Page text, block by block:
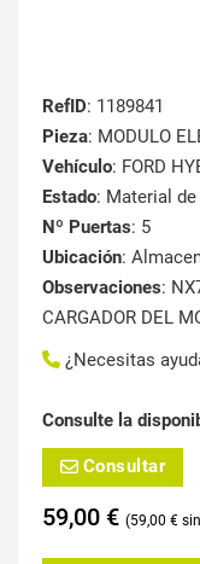
RefID: 1189841
Pieza: MODULO
Vehículo: FORD
Estado: Material
Nº Puertas: 5
Ubicación:
Observaciones:
CARGADOR DEL
¿Necesitas
Consulte la
Consultar
59,00 € 59,00 €